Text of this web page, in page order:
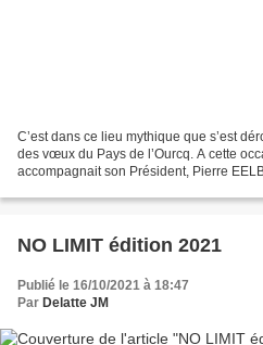
C’est dans ce lieu mythique que s’est
des vœux du Pays de l’Ourcq. A cette
accompagnait son Président, Pierre
NO LIMIT édition 2021
Publié le 16/10/2021 à 18:47
Par Delatte JM